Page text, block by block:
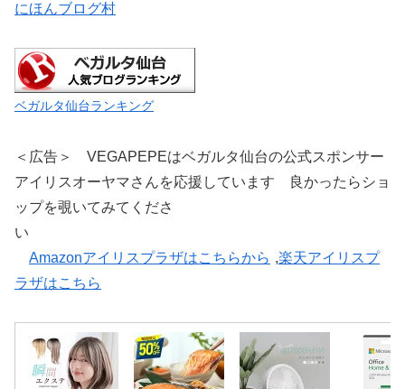
にほんブログ村
ベガルタ仙台ランキング
＜広告＞ VEGAPEPEはベガルタ仙台の公式スポンサー
アイリスオーヤマさんを応援しています 良かったらショ
ップを覗いてみてくださ
い
Amazonアイリスプラザはこちらから ,楽天アイリスプ
ラザはこちら